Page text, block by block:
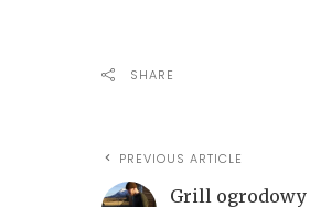
SHARE
PREVIOUS ARTICLE
Grill